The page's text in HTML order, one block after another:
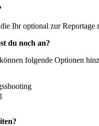
Ihr optional zur Reportage
du noch an?
folgende Optionen